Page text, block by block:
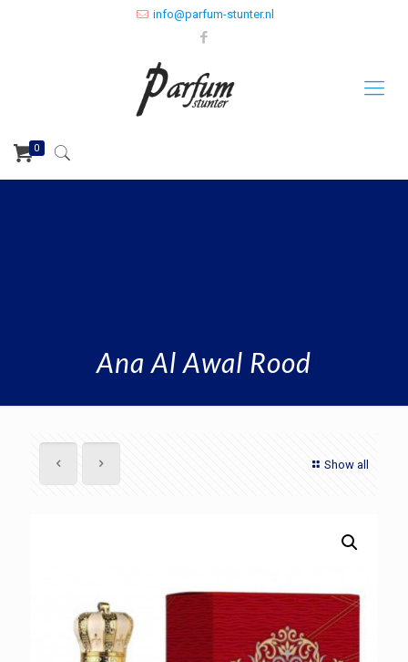
info@parfum-stunter.nl
0
Ana Al Awal Rood
Show all